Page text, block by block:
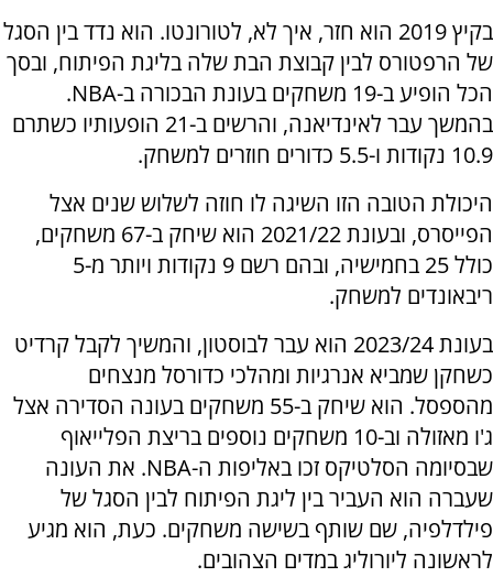
בקיץ 2019 הוא חזר, איך לא, לטורונטו. הוא נדד בין הסגל
של הרפטורס לבין קבוצת הבת שלה בליגת הפיתוח, ובסך
הכל הופיע ב-19 משחקים בעונת הבכורה ב-NBA.
בהמשך עבר לאינדיאנה, והרשים ב-21 הופעותיו כשתרם
10.9 נקודות ו-5.5 כדורים חוזרים למשחק.
היכולת הטובה הזו השיגה לו חוזה לשלוש שנים אצל
הפייסרס, ובעונת 2021/22 הוא שיחק ב-67 משחקים,
כולל 25 בחמישיה, ובהם רשם 9 נקודות ויותר מ-5
ריבאונדים למשחק.
בעונת 2023/24 הוא עבר לבוסטון, והמשיך לקבל קרדיט
כשחקן שמביא אנרגיות ומהלכי כדורסל מנצחים
מהספסל. הוא שיחק ב-55 משחקים בעונה הסדירה אצל
ג'ו מאזולה וב-10 משחקים נוספים בריצת הפלייאוף
שבסיומה הסלטיקס זכו באליפות ה-NBA. את העונה
שעברה הוא העביר בין ליגת הפיתוח לבין הסגל של
פילדלפיה, שם שותף בשישה משחקים. כעת, הוא מגיע
לראשונה ליורוליג במדים הצהובים.